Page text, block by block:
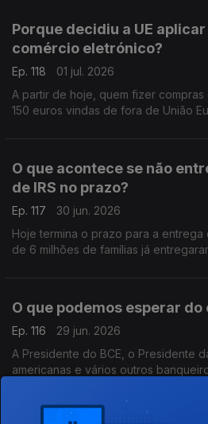
Porque decidiu a UE
comércio eletrónico?
Ep. 118
01 jul. 2026
A partir de hoje, quem fizer
150 euros vindas de fora de União
O que acontece se não
de IRS no prazo?
Ep. 117
30 jun. 2026
Hoje termina o prazo para a entrega
de 6 milhões de famílias já
O que podemos esperar do
Ep. 116
29 jun. 2026
A Presidente do BCE, o Presidente
americanas e vários outros
BCE. Análise de Pedro Sousa